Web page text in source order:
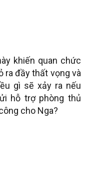
khiến quan chức
ra đầy thất vọng và
gì sẽ xảy ra nếu
hỗ trợ phòng thủ
cho Nga?